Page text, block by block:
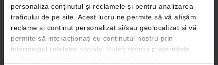
personaliza conținutul și reclamele și pentru analizarea
traficului de pe site. Acest lucru ne permite să vă afișăm
reclame și conținut personalizat și/sau geolocalizat și vă
permite să interacționați cu conținutul nostru prin
intermediul rețelelor sociale. Puteți revizui preferințele